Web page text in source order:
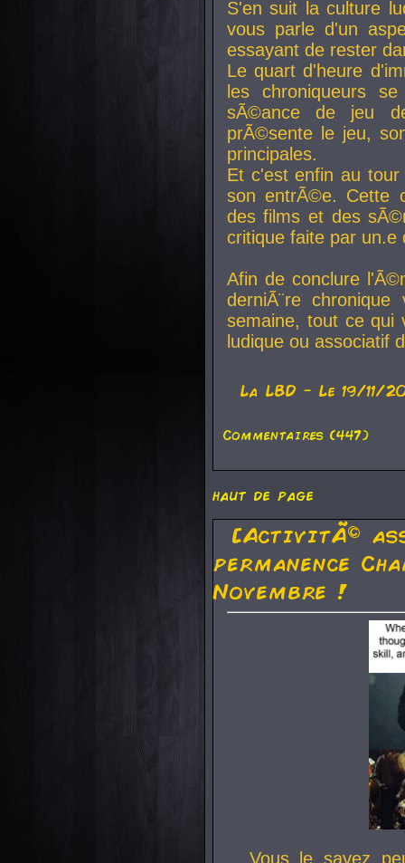
S'en suit la culture
vous parle d'un
essayant de rester
Le quart d'heure
les chroniqueurs
sÃ©ance de jeu
prÃ©sente le jeu,
principales.
Et c'est enfin au
son entrÃ©e. Cette
des films et des
critique faite par
Afin de conclure
derniÃ¨re
semaine, tout ce qui
ludique ou associatif
La LBD - Le 19/11/
Commentaires (447)
haut de page
[ActivitÃ©
permanence
Novembre !
Vous le savez